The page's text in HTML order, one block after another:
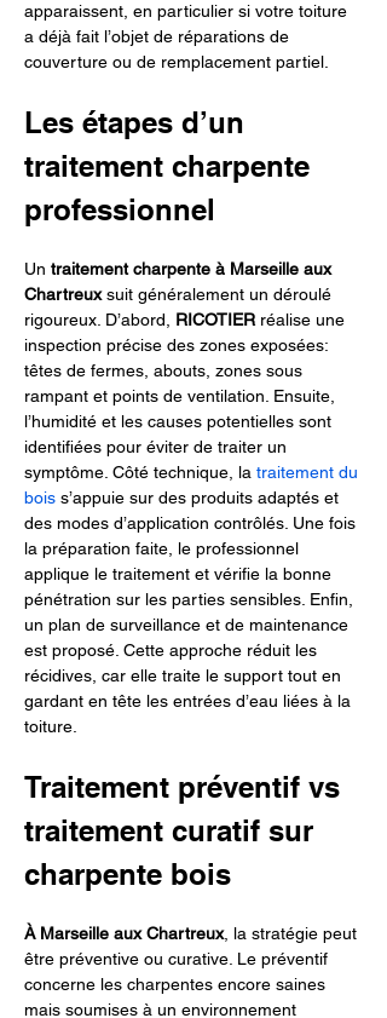
apparaissent, en particulier si votre toiture
a déjà fait l’objet de réparations de
couverture ou de remplacement partiel.
Les étapes d’un
traitement charpente
professionnel
Un traitement charpente à Marseille aux
Chartreux suit généralement un déroulé
rigoureux. D’abord, RICOTIER réalise une
inspection précise des zones exposées:
têtes de fermes, abouts, zones sous
rampant et points de ventilation. Ensuite,
l’humidité et les causes potentielles sont
identifiées pour éviter de traiter un
symptôme. Côté technique, la traitement du
bois s’appuie sur des produits adaptés et
des modes d’application contrôlés. Une fois
la préparation faite, le professionnel
applique le traitement et vérifie la bonne
pénétration sur les parties sensibles. Enfin,
un plan de surveillance et de maintenance
est proposé. Cette approche réduit les
récidives, car elle traite le support tout en
gardant en tête les entrées d’eau liées à la
toiture.
Traitement préventif vs
traitement curatif sur
charpente bois
À Marseille aux Chartreux, la stratégie peut
être préventive ou curative. Le préventif
concerne les charpentes encore saines
mais soumises à un environnement